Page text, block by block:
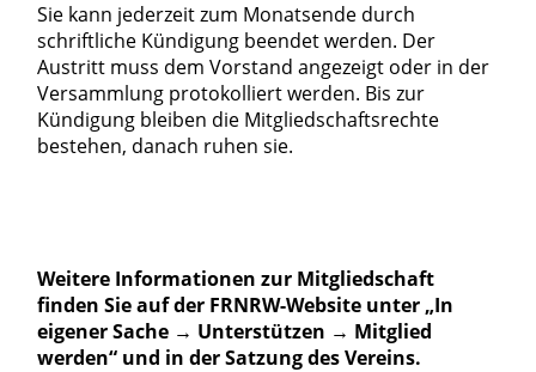
Sie kann jederzeit zum Monatsende durch
schriftliche Kündigung beendet werden. Der
Austritt muss dem Vorstand angezeigt oder in der
Versammlung protokolliert werden. Bis zur
Kündigung bleiben die Mitgliedschaftsrechte
bestehen, danach ruhen sie.
Weitere Informationen zur Mitgliedschaft
finden Sie auf der FRNRW-Website unter „In
eigener Sache → Unterstützen → Mitglied
werden“ und in der Satzung des Vereins.